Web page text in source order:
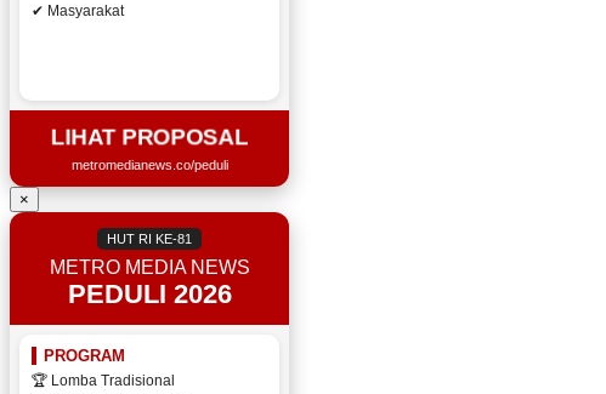
✔ Masyarakat
LIHAT PROPOSAL
metromedianews.co/peduli
×
HUT RI KE-81
METRO MEDIA NEWS
PEDULI 2026
PROGRAM
🏆 Lomba Tradisional